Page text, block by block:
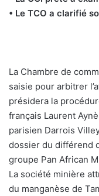
• Le TCO a clarifié
La Chambre de
saisie pour arbitrer
présidera la
français Laurent
parisien Darrois
dossier du différend
groupe Pan African
La société minière
du manganèse de